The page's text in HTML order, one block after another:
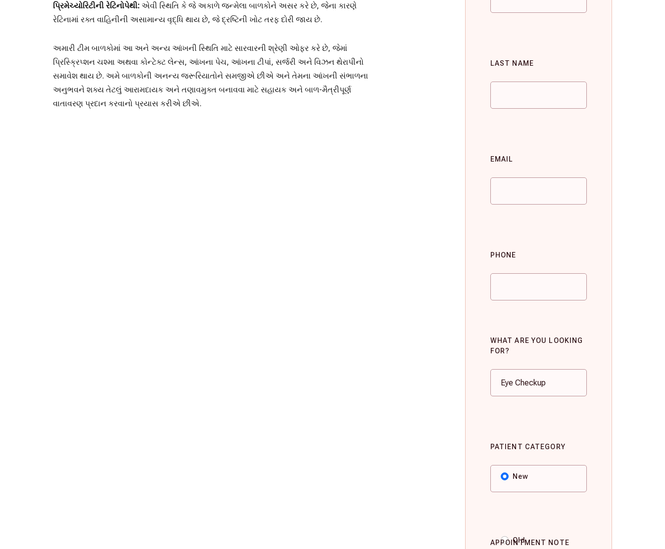
પ્રિમેચ્યોરિટીની રેટિનોપેથી:એવી સ્થિતિ કે જે અકાળે જન્મેલા બાળકોને અસર કરે છે, જેના કારણે
રેટિનામાં રક્ત વાહિનીની અસામાન્ય વૃદ્ધિ થાય છે, જે દ્રષ્ટિની ખોટ તરફ દોરી જાય છે.
અમારી ટીમ બાળકોમાં આ અને અન્ય આંખની સ્થિતિ માટે સારવારની શ્રેણી ઓફર કરે છે, જેમાં
પ્રિસ્ક્રિપ્શન ચશ્મા અથવા કોન્ટેક્ટ લેન્સ, આંખના પેચ, આંખના ટીપાં, સર્જરી અને વિઝન થેરાપીનો
સમાવેશ થાય છે. અમે બાળકોની અનન્ય જરૂરિયાતોને સમજીએ છીએ અને તેમના આંખની સંભાળના
અનુભવને શક્ય તેટલું આરામદાયક અને તણાવમુક્ત બનાવવા માટે સહાયક અને બાળ-મૈત્રીપૂર્ણ
વાતાવરણ પ્રદાન કરવાનો પ્રયાસ કરીએ છીએ.
LAST NAME
EMAIL
PHONE
WHAT ARE YOU LOOKING
FOR?
PATIENT CATEGORY
New
Old
APPOINTMENT NOTE